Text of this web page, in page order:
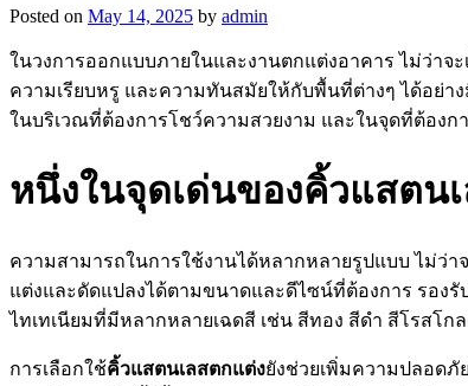
Posted on May 14, 2025 by admin
ในวงการออกแบบภายในและงานตกแต่งอาคาร ไม่ว่า
ความเรียบหรู และความทันสมัยให้กับพื้นที่ต่างๆ ได้อย่
ในบริเวณที่ต้องการโชว์ความสวยงาม และในจุดที่ต้องก
หนึ่งในจุดเด่นของคิ้วแสตน
ความสามารถในการใช้งานได้หลากหลายรูปแบบ ไม่ว่
แต่งและดัดแปลงได้ตามขนาดและดีไซน์ที่ต้องการ รอง
ไทเทเนียมที่มีหลากหลายเฉดสี เช่น สีทอง สีดำ สีโรสโ
การเลือกใช้คิ้วแสตนเลสตกแต่งยังช่วยเพิ่มความปลอด